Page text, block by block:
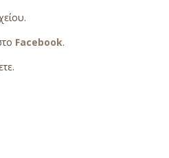
Facebook.